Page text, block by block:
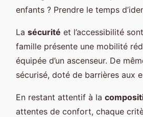
enfants ? Prendre le temps
La sécurité et l’accessibilité
famille présente une mobilité
équipée d’un ascenseur. De
sécurisé, doté de barrières aux
En restant attentif à la
attentes de confort, chaque